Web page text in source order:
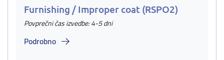
Furnishing / Improper coat (RSPO2)
Povprečni čas izvedbe: 4-5 dni
Podrobno